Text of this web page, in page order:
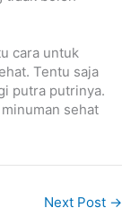
cara untuk
Tentu saja
putra putrinya.
sehat
Next Post →